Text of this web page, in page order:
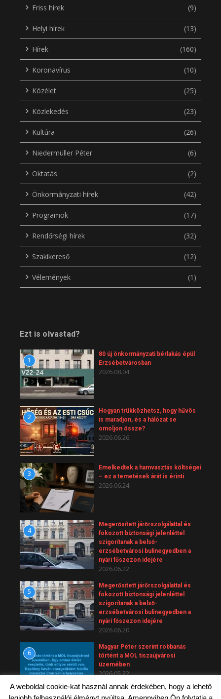
Friss hírek (9)
Helyi hírek (13)
Hírek (160)
Koronavírus (10)
Közélet (25)
Közlekedés (23)
Kultúra (26)
Niedermüller Péter (6)
Oktatás (2)
Önkormányzati hírek (42)
Programok (17)
Rendőrségi hírek (32)
Szakikereső (12)
Vélemények (1)
Ezt is olvastad?
1
80 új önkormányzati bérlakás épül
Erzsébetvárosban
2026.08.04.
2
Hogyan trükközhetsz, hogy hűvös
is maradjon, és a hálózat se
omoljon össze?
2026.06.26.
3
Emelkedtek a hamvasztás költségei
– ez a temetések árát is érinti
2026.06.24.
4
Megerősített járőrszolgálattal és
fokozott biztonsági jelenléttel
szigorítanak a belső-
erzsébetvárosi bulinegyedben a
nyári főszezon idejére
2026.06.22.
5
Megerősített járőrszolgálattal és
fokozott biztonsági jelenléttel
szigorítanak a belső-
erzsébetvárosi bulinegyedben a
nyári főszezon idejére
2026.06.20.
6
Magyar Péter szerint robbanás
történt a MOL tiszaújvárosi
üzemében
2026.05.22.
A weboldal cookie-kat használ annak érdekében, hogy a lehető